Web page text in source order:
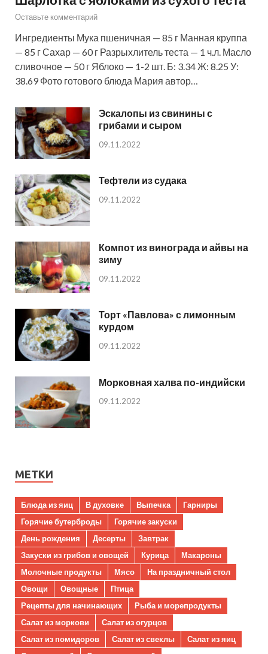
Оставьте комментарий
Ингредиенты Мука пшеничная — 85 г Манная круппа
— 85 г Сахар — 60 г Разрыхлитель теста — 1 ч.л. Масло
сливочное — 50 г Яблоко — 1-2 шт. Б: 3.34 Ж: 8.25 У:
38.69 Фото готового блюда Мария автор…
Эскалопы из свинины с
грибами и сыром
09.11.2022
Тефтели из судака
09.11.2022
Компот из винограда и айвы на
зиму
09.11.2022
Торт «Павлова» с лимонным
курдом
09.11.2022
Морковная халва по-индийски
09.11.2022
МЕТКИ
Блюда из яиц В духовке Выпечка
Гарниры
Горячие бутерброды
Горячие закуски
День рождения
Десерты
Завтрак
Закуски из грибов и овощей
Курица
Макароны
Молочные продукты
Мясо
На праздничный стол
Овощи
Овощные
Птица
Рецепты для начинающих
Рыба и морепродукты
Салат из моркови
Салат из огурцов
Салат из помидоров
Салат из свеклы
Салат из яиц